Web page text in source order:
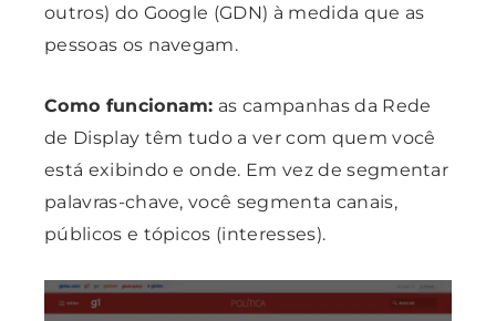
outros) do Google (GDN) à medida que as
pessoas os navegam.
Como funcionam: as campanhas da Rede
de Display têm tudo a ver com quem você
está exibindo e onde. Em vez de segmentar
palavras-chave, você segmenta canais,
públicos e tópicos (interesses).